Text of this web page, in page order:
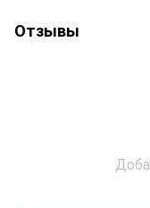
Отзывы